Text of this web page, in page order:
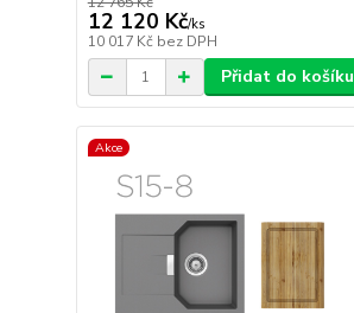
12 120 Kč/ks
10 017 Kč bez DPH
Přidat do košíku
Akce